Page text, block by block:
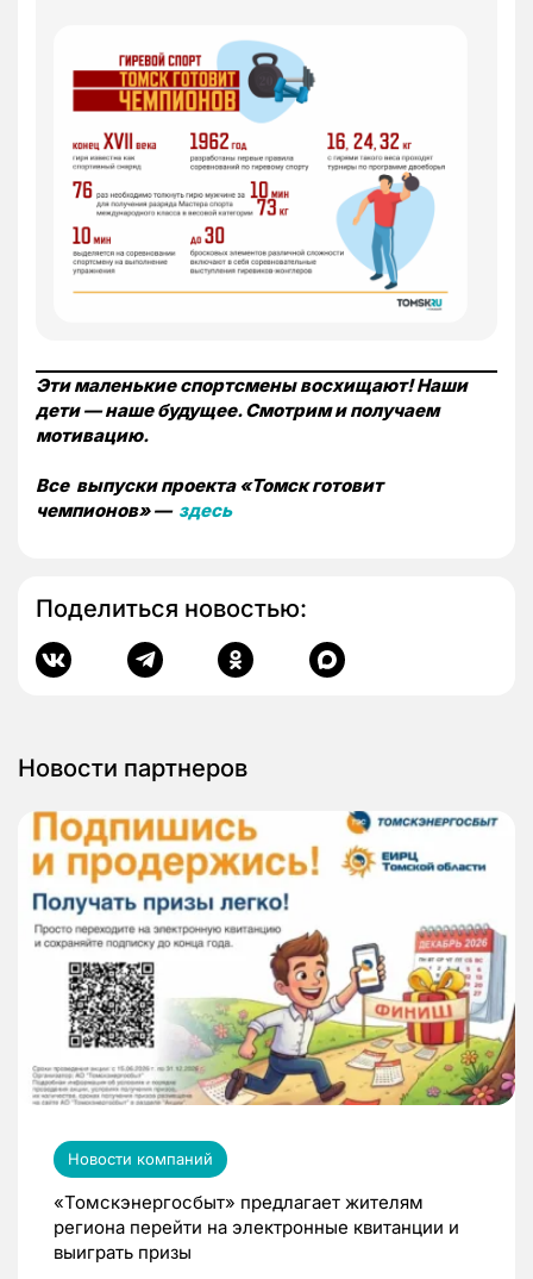
Эти маленькие спортсмены восхищают! Наши
дети — наше будущее. Смотрим и получаем
мотивацию.
Все выпуски проекта «Томск готовит
чемпионов» — здесь
Поделиться новостью:
Новости партнеров
Новости компаний
«Томскэнергосбыт» предлагает жителям
региона перейти на электронные квитанции и
выиграть призы